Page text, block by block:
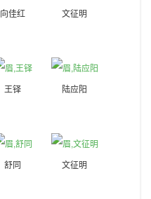
向佳红 文征明
王铎 陆应阳
舒同 文征明